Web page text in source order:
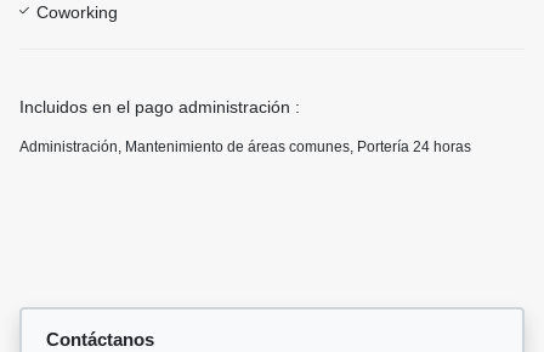
Coworking
Incluidos en el pago administración :
Administración, Mantenimiento de áreas comunes, Portería 24 horas
Contáctanos